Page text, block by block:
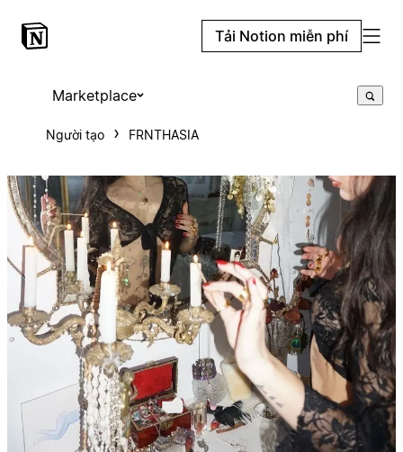
Tải Notion miễn phí
Marketplace
Người tạo FRNTHASIA